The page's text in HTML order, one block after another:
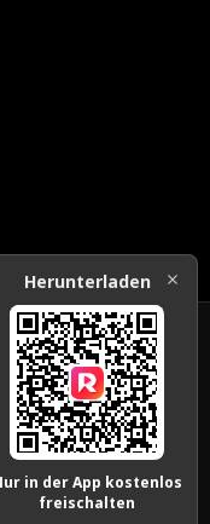
Herunterladen
in der App kostenlos
freischalten